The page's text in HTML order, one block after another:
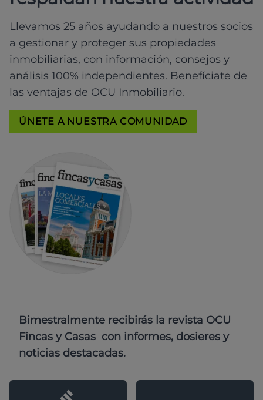
Llevamos 25 años ayudando a nuestros socios
a gestionar y proteger sus propiedades
inmobiliarias, con información, consejos y
análisis 100% independientes. Benefíciate de
las ventajas de OCU Inmobiliario.
ÚNETE A NUESTRA COMUNIDAD
Bimestralmente recibirás la revista OCU
Fincas y Casas con informes, dosieres y
noticias destacadas.